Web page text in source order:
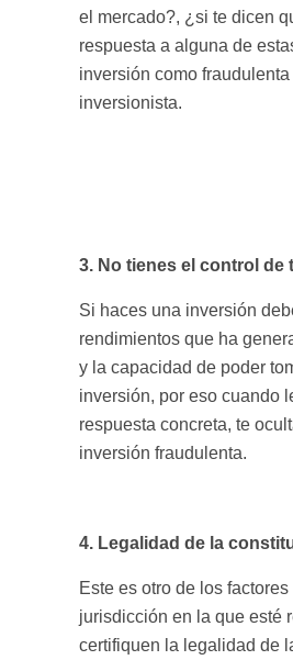
el mercado?, ¿si te dicen
respuesta a alguna de
inversión como
inversionista.
3. No tienes el control de
Si haces una inversión
rendimientos que ha
y la capacidad de poder
inversión, por eso cuando
respuesta concreta, te
inversión fraudulenta.
4. Legalidad de la
Este es otro de los
jurisdicción en la que esté
certifiquen la legalidad de